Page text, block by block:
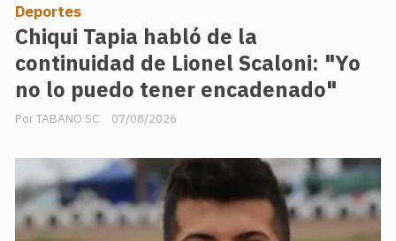
Chiqui Tapia habló de la
continuidad de Lionel Scaloni: "Yo
no lo puedo tener encadenado"
TABANO SC
Deportes
07/08/2026